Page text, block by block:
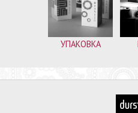
УПАКОВКА